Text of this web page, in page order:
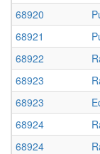
68920
68921
68922
68923
68923
68924
68924